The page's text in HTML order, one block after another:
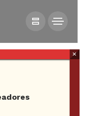
×